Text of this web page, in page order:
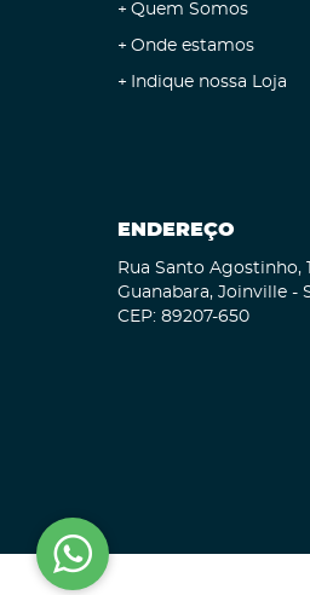
Quem Somos
Onde estamos
Indique nossa Loja
ENDEREÇO
Rua Santo Agostinho,
Guanabara, Joinville -
CEP: 89207-650